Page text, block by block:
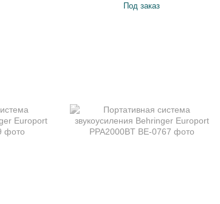
Под заказ